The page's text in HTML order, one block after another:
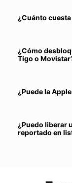
¿Cuánto
¿Cómo
Tigo o
¿Puede la
¿Puedo liberar
reportado en